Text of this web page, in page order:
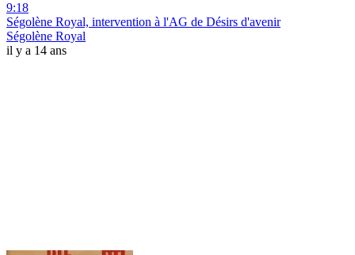
9:18
Ségolène Royal, intervention à l'AG de Désirs d'avenir
Ségolène Royal
il y a 14 ans